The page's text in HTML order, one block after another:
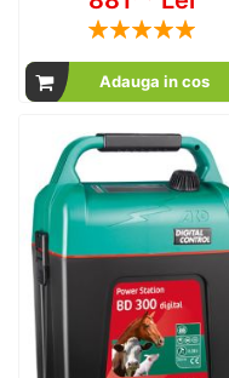
Rating:
Adauga in cos